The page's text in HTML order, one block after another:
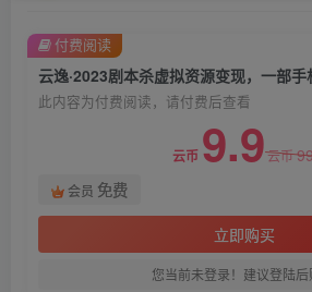
此内容为付费阅读，请付费后查看
云币 9.9云币
会员 免费
立即购买
您当前未登录！建议登陆
付费阅读